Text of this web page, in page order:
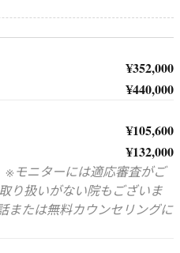
¥352,000
¥440,000
¥105,600
¥132,000
※モニターには適応審査がご
り扱いがない院もございま
または無料カウンセリングに